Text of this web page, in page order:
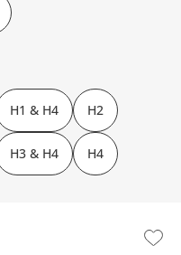
H1 & H4 H2
H3 & H4 H4